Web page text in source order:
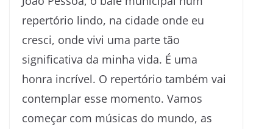
repertório lindo, na cidade onde eu
cresci, onde vivi uma parte tão
significativa da minha vida. É uma
honra incrível. O repertório também vai
contemplar esse momento. Vamos
começar com músicas do mundo, as